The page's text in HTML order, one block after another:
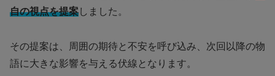
自の視点を提案しました。
その提案は、周囲の期待と不安を呼び込み、次回以降の物
語に大きな影響を与える伏線となります。